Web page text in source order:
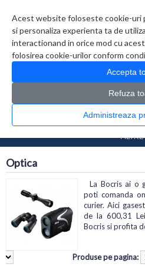
Acest website foloseste cookie-uri
si personaliza experienta ta de
interactionand in orice mod cu
folosirea cookie-urilor conform
Accepta
Refuza
CATALOG PRODUSE
Foto Video > Optica
FILTRE
Optica
La Bocris ai o
poti comanda
curier. Aici
de la 600,31
Bocris si profita
Produse pe pagina: